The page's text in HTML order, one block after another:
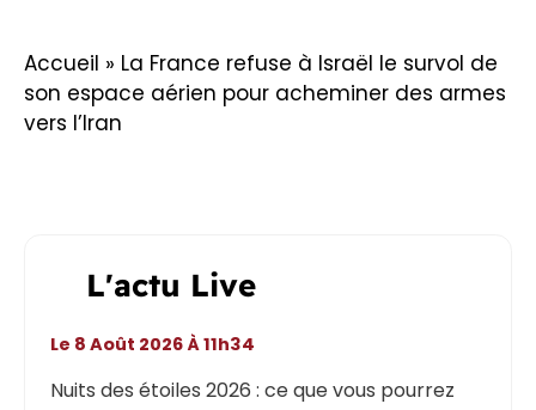
Accueil » La France refuse à Israël le survol de
son espace aérien pour acheminer des armes
vers l’Iran
L'actu Live
Nuits des étoiles 2026 : ce que vous pourrez
Le 8 Août 2026 À 11h34